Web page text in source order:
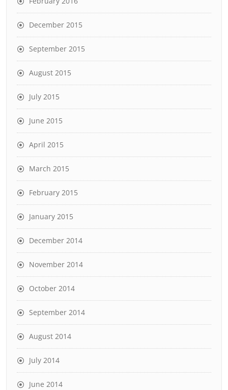
December 2015
September 2015
August 2015
July 2015
June 2015
April 2015
March 2015
February 2015
January 2015
December 2014
November 2014
October 2014
September 2014
August 2014
July 2014
June 2014